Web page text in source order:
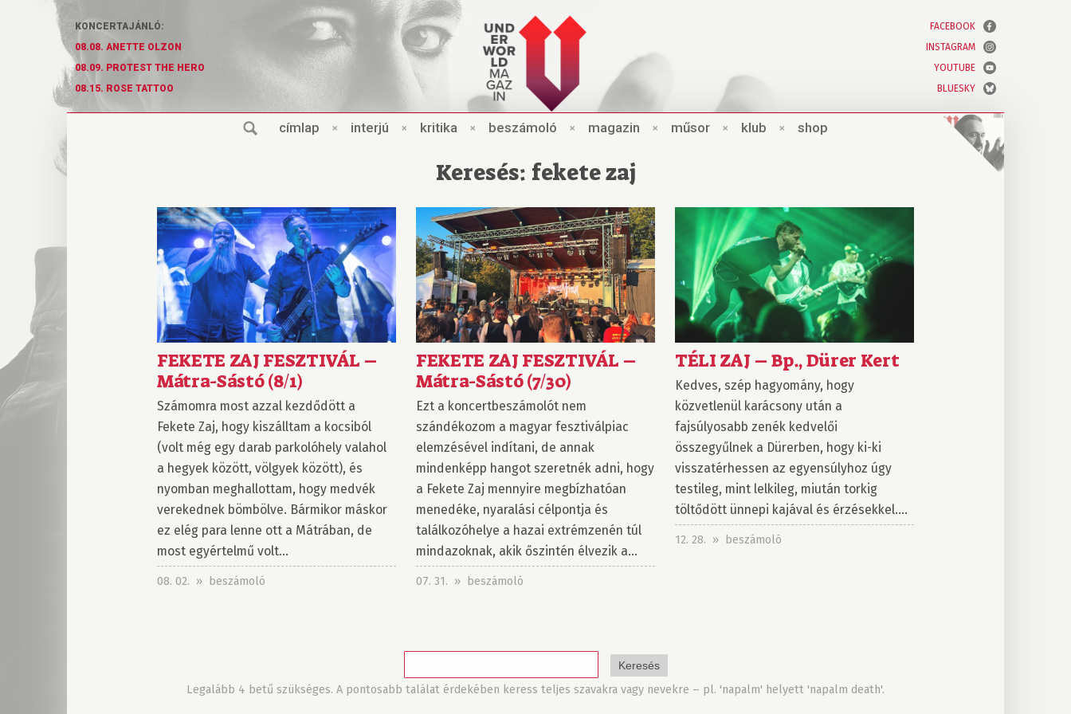
KONCERTAJÁNLÓ:
08.08. ANETTE OLZON
08.09. PROTEST THE HERO
08.15. ROSE TATTOO
FACEBOOK
INSTAGRAM
YOUTUBE
BLUESKY
címlap × interjú × kritika × beszámoló × magazin × műsor × klub × shop
Keresés: fekete zaj
FEKETE ZAJ FESZTIVÁL –
Mátra-Sástó (8/1)
Számomra most azzal kezdődött a
Fekete Zaj, hogy kiszálltam a kocsiból
(volt még egy darab parkolóhely valahol
a hegyek között, völgyek között), és
nyomban meghallottam, hogy medvék
verekednek bömbölve. Bármikor máskor
ez elég para lenne ott a Mátrában, de
most egyértelmű volt...
08. 02. » beszámoló
FEKETE ZAJ FESZTIVÁL –
Mátra-Sástó (7/30)
Ezt a koncertbeszámolót nem
szándékozom a magyar fesztiválpiac
elemzésével indítani, de annak
mindenképp hangot szeretnék adni, hogy
a Fekete Zaj mennyire megbízhatóan
menedéke, nyaralási célpontja és
találkozóhelye a hazai extrémzenén túl
mindazoknak, akik őszintén élvezik a...
07. 31. » beszámoló
TÉLI ZAJ – Bp., Dürer Kert
Kedves, szép hagyomány, hogy
közvetlenül karácsony után a
fajsúlyosabb zenék kedvelői
összegyűlnek a Dürerben, hogy ki-ki
visszatérhessen az egyensúlyhoz úgy
testileg, mint lelkileg, miután torkig
töltődött ünnepi kajával és érzésekkel....
12. 28. » beszámoló
Legalább 4 betű szükséges. A pontosabb találat érdekében keress teljes szavakra vagy nevekre – pl. 'napalm' helyett 'napalm death'.